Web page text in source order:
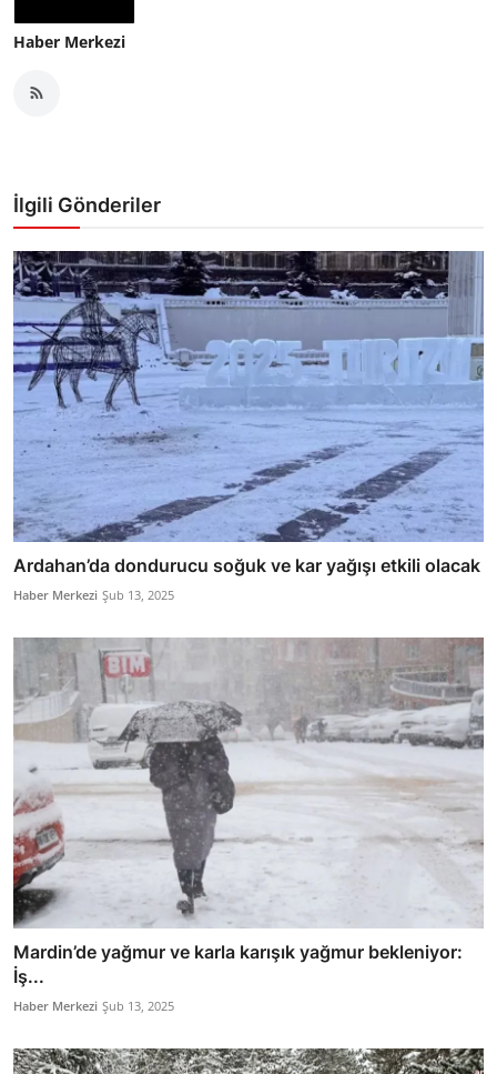
Haber Merkezi
İlgili Gönderiler
Ardahan’da dondurucu soğuk ve kar yağışı etkili olacak
Haber Merkezi Şub 13, 2025
Mardin’de yağmur ve karla karışık yağmur bekleniyor:
İş...
Haber Merkezi Şub 13, 2025